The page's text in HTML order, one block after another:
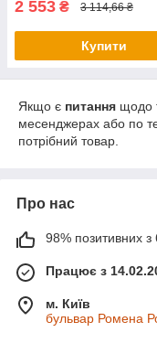
2 553 ₴ 3 114,66 ₴
Купити
Якщо є питання щодо
месенджерах або по
потрібний товар.
Про нас
98% позитивних з
Працює з
м. Київ
бульвар Ромена